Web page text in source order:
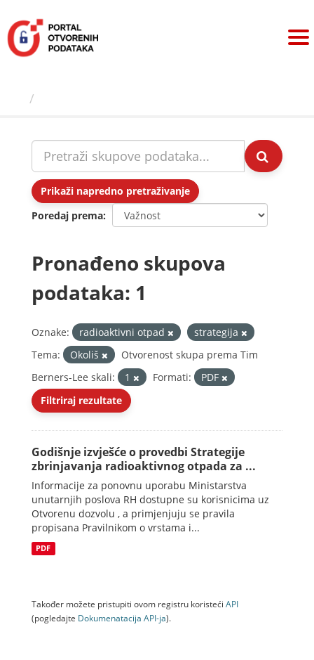
sadržaj
Prikaži napredno pretraživanje
Poredaj prema
Pronađeno skupova
podataka: 1
Oznake: radioaktivni otpad
strategija
Tema:
Okoliš
Otvorenost skupa prema Tim
Berners-Lee skali:
1 Formati:
PDF
Filtriraj rezultate
Godišnje izvješće o provedbi Strategije
zbrinjavanja radioaktivnog otpada za ...
Informacije za ponovnu uporabu Ministarstva
unutarnjih poslova RH dostupne su korisnicima uz
Otvorenu dozvolu , a primjenjuju se pravila
propisana Pravilnikom o vrstama i...
PDF
Također možete pristupiti ovom registru koristeći API
(pogledajte Dokumenаtаcijа API-jа).